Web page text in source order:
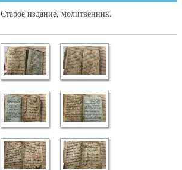
Старое издание, молитвенник.